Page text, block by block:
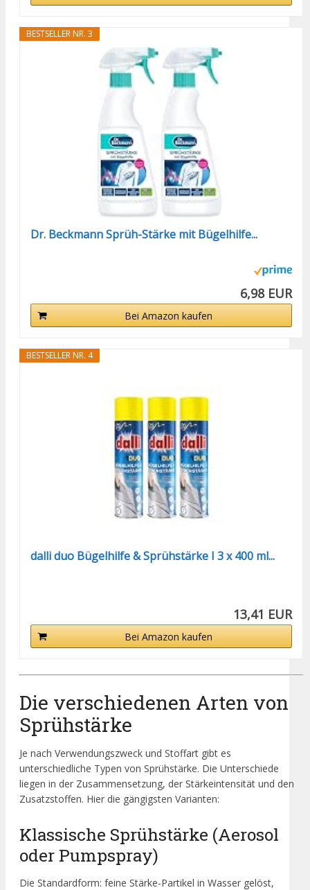
BESTSELLER NR. 3
Dr. Beckmann Sprüh-Stärke mit Bügelhilfe...
6,98 EUR
Bei Amazon kaufen
BESTSELLER NR. 4
dalli duo Bügelhilfe & Sprühstärke I 3 x 400 ml...
13,41 EUR
Bei Amazon kaufen
Die verschiedenen Arten von
Sprühstärke
Je nach Verwendungszweck und Stoffart gibt es
unterschiedliche Typen von Sprühstärke. Die Unterschiede
liegen in der Zusammensetzung, der Stärkeintensität und den
Zusatzstoffen. Hier die gängigsten Varianten:
Klassische Sprühstärke (Aerosol
oder Pumpspray)
Die Standardform: feine Stärke-Partikel in Wasser gelöst,